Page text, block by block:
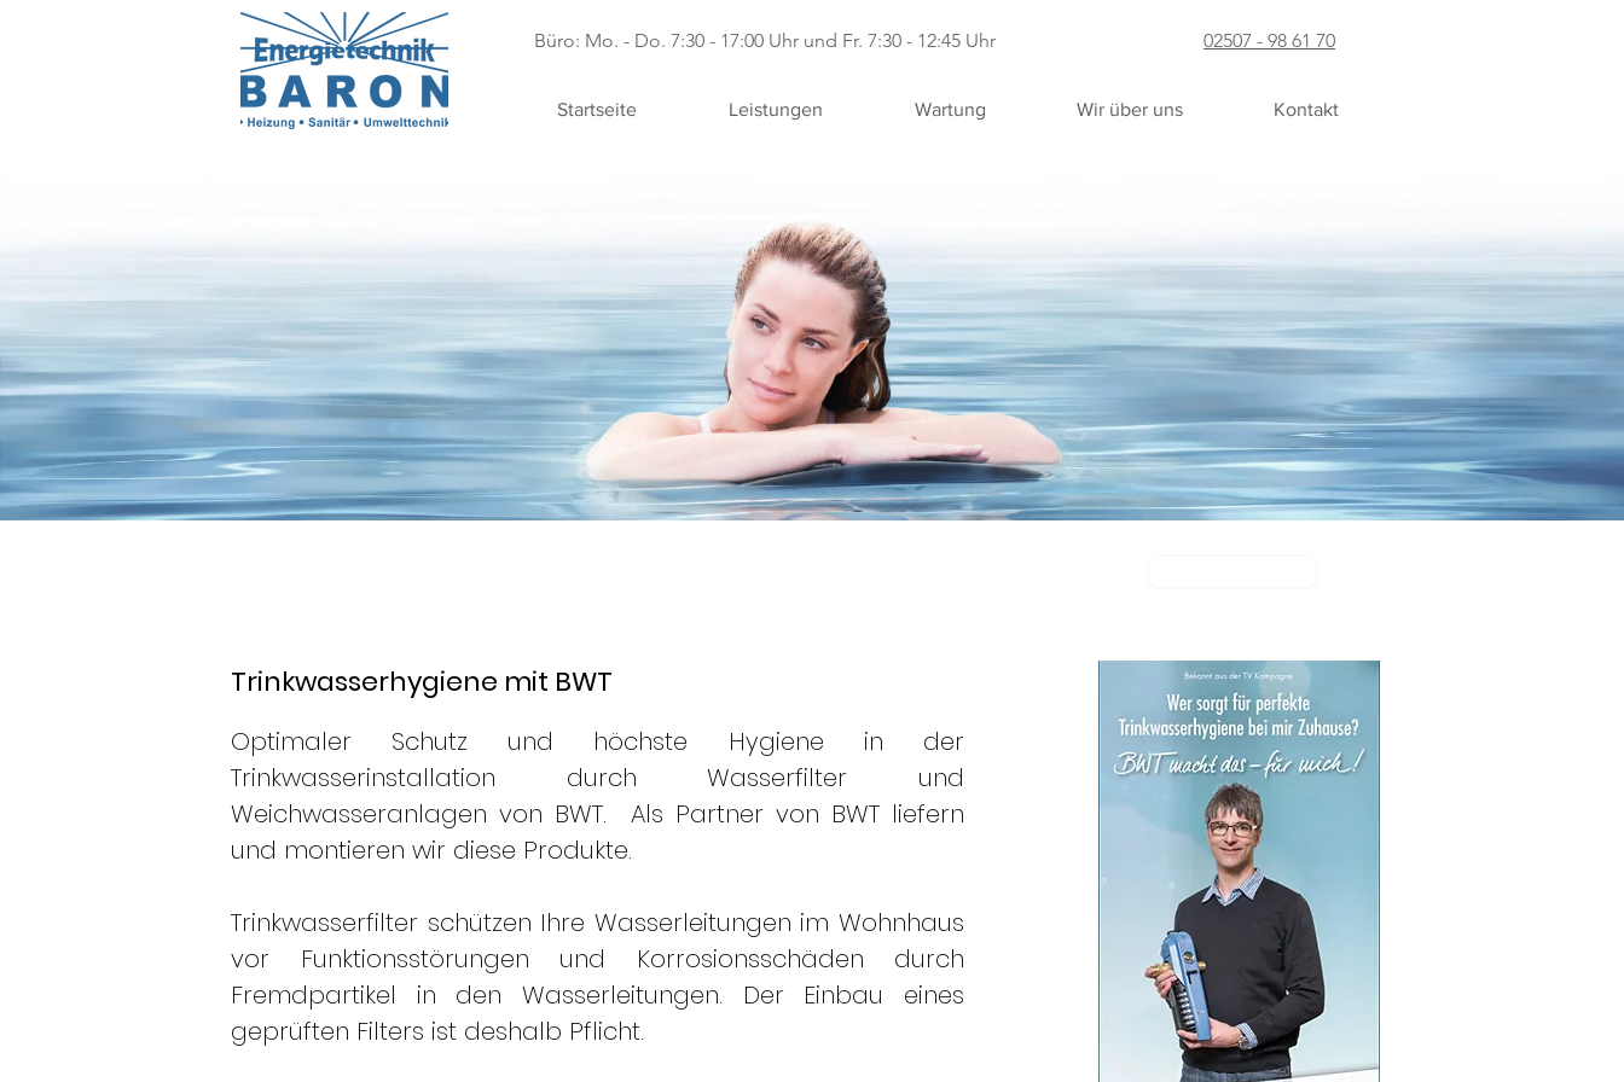
Büro: Mo. - Do. 7:30 - 17:00 Uhr und Fr. 7:30 - 12:45 Uhr 02507 - 98 61 70
Startseite Leistungen Wartung Wir über uns Kontakt
Trinkwasserhygiene mit BWT
Optimaler Schutz und höchste Hygiene in der
Trinkwasserinstallation durch Wasserfilter und
Weichwasseranlagen von BWT. Als Partner von BWT liefern
und montieren wir diese Produkte.
Trinkwasserfilter schützen Ihre Wasserleitungen im Wohnhaus
vor Funktionsstörungen und Korrosionsschäden durch
Fremdpartikel in den Wasserleitungen. Der Einbau eines
geprüften Filters ist deshalb Pflicht.